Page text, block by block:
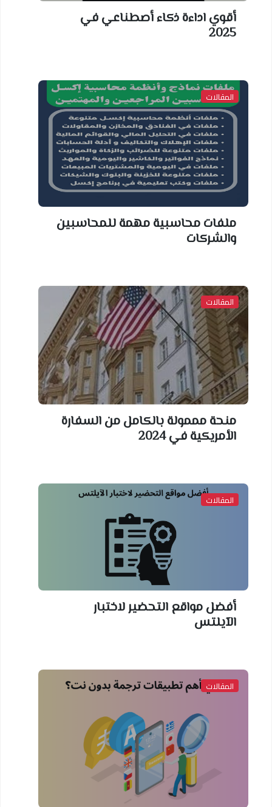
أقوي اداءة ذكاء أصطناعي في
2025
المقالات
ملفات محاسبية مهمة للمحاسبين
والشركات
المقالات
منحة مممولة بالكامل من السفارة
الأمريكية في 2024
المقالات
أفضل مواقع التحضير لاختبار
الآيلتس
المقالات